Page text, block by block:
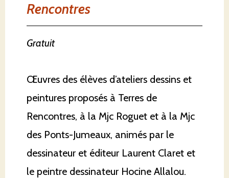
Rencontres
Gratuit
Œuvres des élèves d’ateliers dessins et
peintures proposés à Terres de
Rencontres, à la Mjc Roguet et à la Mjc
des Ponts-Jumeaux, animés par le
dessinateur et éditeur Laurent Claret et
le peintre dessinateur Hocine Allalou.